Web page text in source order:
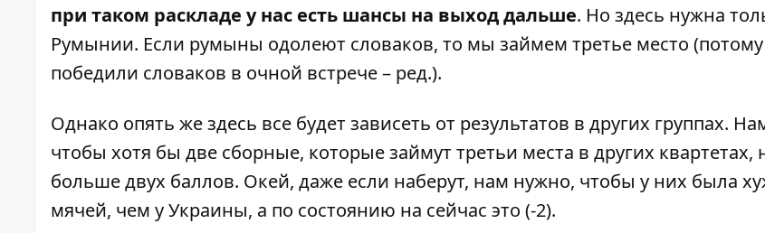
при таком раскладе у нас есть шансы на выход дальше. Но здесь нужна
Румынии. Если румыны одолеют словаков, то мы займем третье место (потому
победили словаков в очной встрече – ред.).
Однако опять же здесь все будет зависеть от результатов в других группах.
чтобы хотя бы две сборные, которые займут третьи места в других квартетах,
больше двух баллов. Окей, даже если наберут, нам нужно, чтобы у них была
мячей, чем у Украины, а по состоянию на сейчас это (-2).